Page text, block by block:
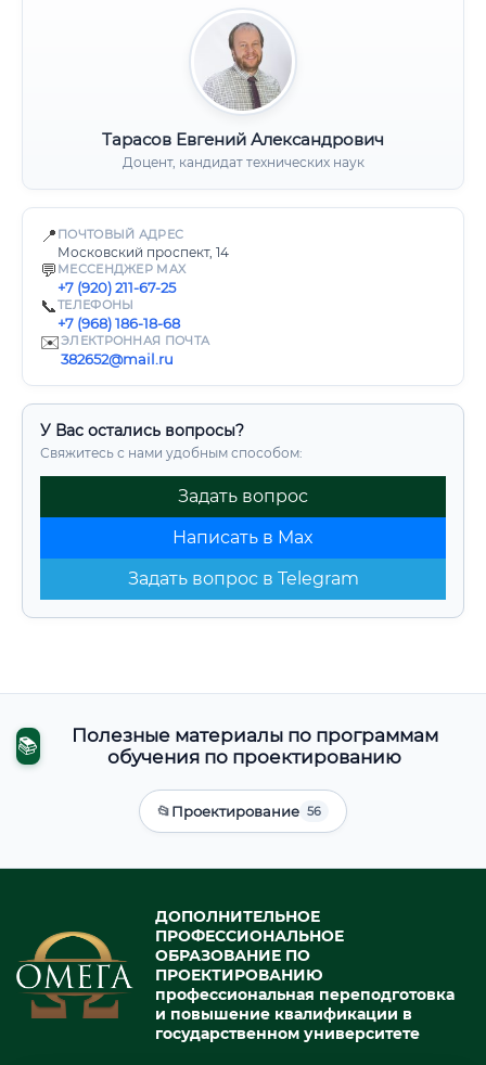
Тарасов Евгений Александрович
Доцент, кандидат технических наук
📍 ПОЧТОВЫЙ АДРЕС
Московский проспект, 14
💬 МЕССЕНДЖЕР MAX
+7 (920) 211-67-25
📞ТЕЛЕФОНЫ
+7 (968) 186-18-68
✉️ЭЛЕКТРОННАЯ ПОЧТА
382652@mail.ru
У Вас остались вопросы?
Свяжитесь с нами удобным способом:
Задать вопрос
Написать в Max
Задать вопрос в Telegram
📚
Полезные материалы по программам
обучения по проектированию
📂Проектирование 56
ДОПОЛНИТЕЛЬНОЕ
ПРОФЕССИОНАЛЬНОЕ
ОБРАЗОВАНИЕ ПО
ПРОЕКТИРОВАНИЮ
профессиональная переподготовка
и повышение квалификации в
государственном университете